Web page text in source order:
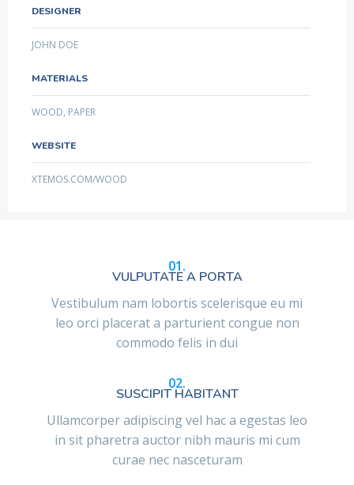
DESIGNER
JOHN DOE
MATERIALS
WOOD, PAPER
WEBSITE
XTEMOS.COM/WOOD
01.
VULPUTATE A PORTA
Vestibulum nam lobortis scelerisque eu mi
leo orci placerat a parturient congue non
commodo felis in dui
02.
SUSCIPIT HABITANT
Ullamcorper adipiscing vel hac a egestas leo
in sit pharetra auctor nibh mauris mi cum
curae nec nasceturam